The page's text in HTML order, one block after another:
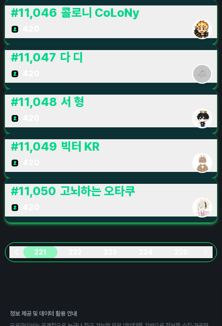
#11,046 콜로니 CoLoNy
#11,047 다 디
#11,048 서 형
#11,049 빅터 KR
#11,050 고뇌하는 오타쿠
221
정보 제공 및 데이터 활용 안내